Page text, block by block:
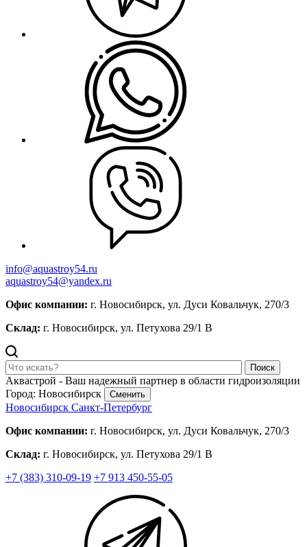
info@aquastroy54.ru
aquastroy54@yandex.ru
Офис компании: г. Новосибирск, ул. Дуси Ковальчук, 270/3
Склад: г. Новосибирск, ул. Петухова 29/1 В
Поиск
Аквастрой - Ваш надежный партнер в области гидроизоляции
Город: Новосибирск
Сменить
Новосибирск Санкт-Петербург
Офис компании: г. Новосибирск, ул. Дуси Ковальчук, 270/3
Склад: г. Новосибирск, ул. Петухова 29/1 В
+7 (383) 310-09-19 +7 913 450-55-05